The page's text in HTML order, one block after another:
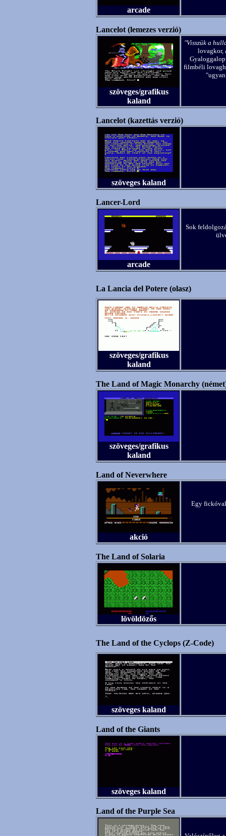
arcade
Lancelot (lemezes verzió)
szöveges/grafikus
kaland
"Visszük a
lovagkor,
filmbéli
Lancelot (kazettás verzió)
szöveges kaland
Lancer-Lord
arcade
Sok
La Lancia del Potere (olasz)
szöveges/grafikus
kaland
The Land of Magic Monarchy
szöveges/grafikus
kaland
Land of Neverwhere
akció
Egy
The Land of Solaria
lövöldözős
The Land of the Cyclops (Z-Code)
szöveges kaland
Land of the Giants
szöveges kaland
Land of the Purple Sea